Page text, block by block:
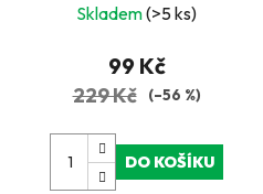
Skladem(>5 ks)
99 Kč
229 Kč (–56 %)
DO KOŠÍKU